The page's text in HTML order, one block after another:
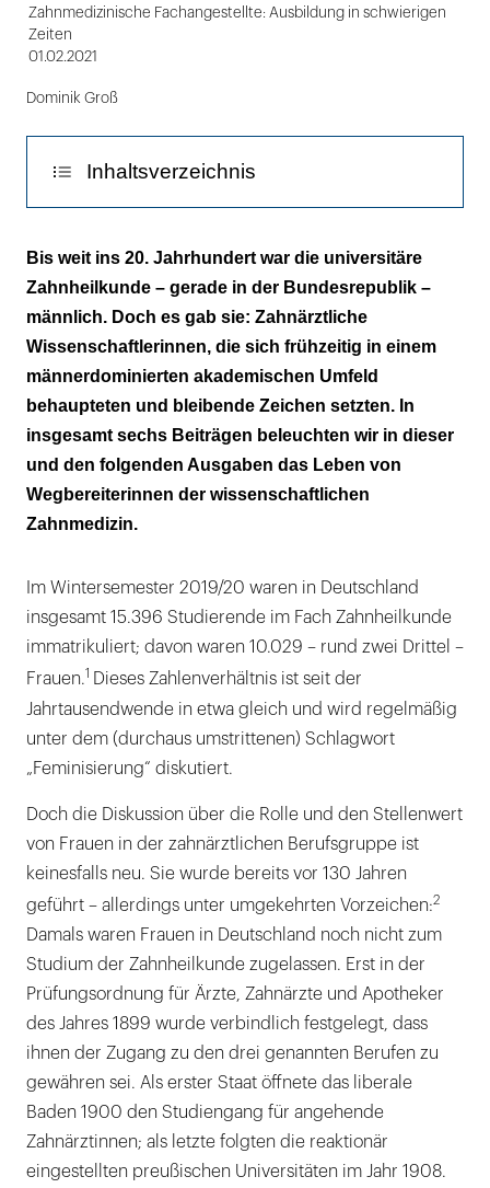
Zahnmedizinische Fachangestellte: Ausbildung in schwierigen
Zeiten
01.02.2021
Dominik Groß
Inhaltsverzeichnis
Der lange Weg zur Chancengleichheit
Bis weit ins 20. Jahrhundert war die universitäre
Zahnheilkunde – gerade in der Bundesrepublik –
männlich. Doch es gab sie: Zahnärztliche
Wissenschaftlerinnen, die sich frühzeitig in einem
männerdominierten akademischen Umfeld
behaupteten und bleibende Zeichen setzten. In
insgesamt sechs Beiträgen beleuchten wir in dieser
und den folgenden Ausgaben das Leben von
Wegbereiterinnen der wissenschaftlichen
Zahnmedizin.
Im Wintersemester 2019/20 waren in Deutschland
insgesamt 15.396 Studierende im Fach Zahnheilkunde
immatrikuliert; davon waren 10.029 – rund zwei Drittel –
Frauen.1 Dieses Zahlenverhältnis ist seit der
Jahrtausendwende in etwa gleich und wird regelmäßig
unter dem (durchaus umstrittenen) Schlagwort
„Feminisierung“ diskutiert.
Doch die Diskussion über die Rolle und den Stellenwert
von Frauen in der zahnärztlichen Berufsgruppe ist
keinesfalls neu. Sie wurde bereits vor 130 Jahren
geführt – allerdings unter umgekehrten Vorzeichen:2
Damals waren Frauen in Deutschland noch nicht zum
Studium der Zahnheilkunde zugelassen. Erst in der
Prüfungsordnung für Ärzte, Zahnärzte und Apotheker
des Jahres 1899 wurde verbindlich festgelegt, dass
ihnen der Zugang zu den drei genannten Berufen zu
gewähren sei. Als erster Staat öffnete das liberale
Baden 1900 den Studiengang für angehende
Zahnärztinnen; als letzte folgten die reaktionär
eingestellten preußischen Universitäten im Jahr 1908.